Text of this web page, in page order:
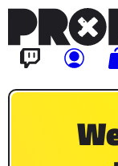
Direkt zum